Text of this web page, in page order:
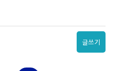
글쓰기